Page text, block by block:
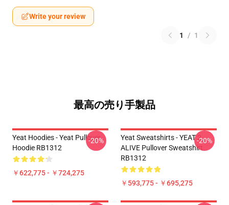
Write your review
1 / 1
最高の売り手製品
Yeat Hoodies - Yeat Pullover
Hoodie RB1312
￥622,775 - ￥724,275
-20%
Yeat Sweatshirts - YEAT 2
ALIVE Pullover Sweatshirt
RB1312
￥593,775 - ￥695,275
-20%